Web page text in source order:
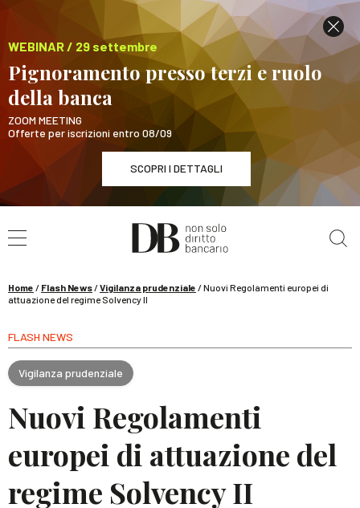
WEBINAR / 29 settembre
Pignoramento presso terzi e ruolo
della banca
ZOOM MEETING
Offerte per iscrizioni entro 08/09
SCOPRI I DETTAGLI
WEBINAR / 29 settembre
Pignoramento presso terzi e ruolo della banca
Home / Flash News/Vigilanza prudenziale /Nuovi Regolamenti europei di
attuazione del regime Solvency II
FLASH NEWS
Vigilanza prudenziale
Nuovi Regolamenti
europei di attuazione del
regime Solvency II